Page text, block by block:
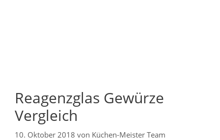
Reagenzglas Gewürze
Vergleich
10. Oktober 2018 von Küchen-Meister Team